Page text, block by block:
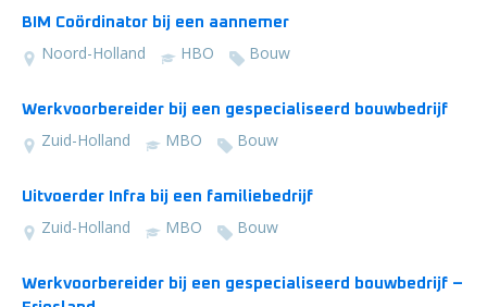
BIM Coördinator bij een aannemer
Noord-Holland HBO Bouw
Werkvoorbereider bij een gespecialiseerd bouwbedrijf
Zuid-Holland MBO Bouw
Uitvoerder Infra bij een familiebedrijf
Zuid-Holland MBO Bouw
Werkvoorbereider bij een gespecialiseerd bouwbedrijf –